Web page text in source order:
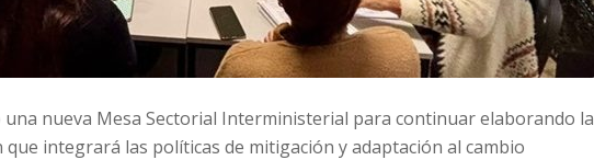
una nueva Mesa Sectorial Interministerial para continuar elaborando la
que integrará las políticas de mitigación y adaptación al cambio